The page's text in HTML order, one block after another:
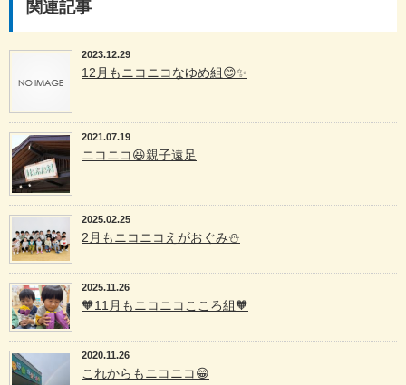
関連記事
2023.12.29
12月もニコニコなゆめ組😊✨
2021.07.19
ニコニコ😆親子遠足
2025.02.25
2月もニコニコえがおぐみ⛄️
2025.11.26
🧡11月もニコニコこころ組🧡
2020.11.26
これからもニコニコ😁